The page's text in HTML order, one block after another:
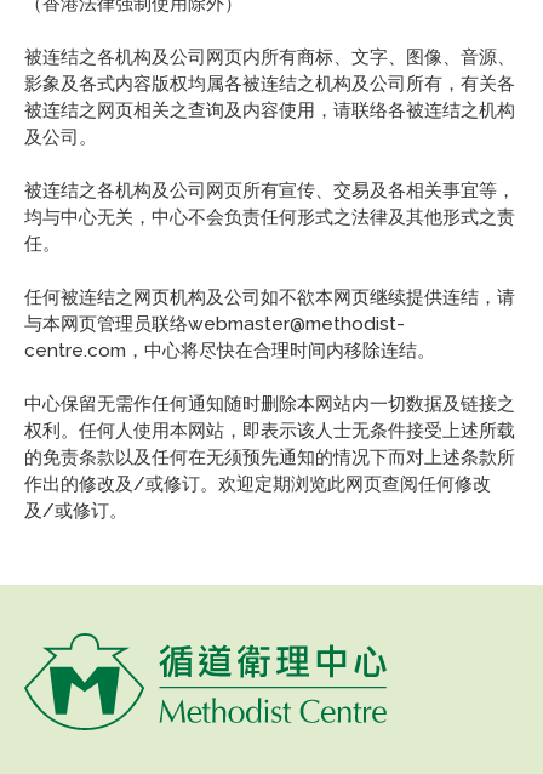
被连结之各机构及公司网页内所有商标、文字、图像、音源、
影象及各式内容版权均属各被连结之机构及公司所有，有关各
被连结之网页相关之查询及内容使用，请联络各被连结之机构
及公司。
被连结之各机构及公司网页所有宣传、交易及各相关事宜等，
均与中心无关，中心不会负责任何形式之法律及其他形式之责
任。
任何被连结之网页机构及公司如不欲本网页继续提供连结，请
与本网页管理员联络webmaster@methodist-
centre.com，中心将尽快在合理时间内移除连结。
中心保留无需作任何通知随时删除本网站内一切数据及链接之
权利。任何人使用本网站，即表示该人士无条件接受上述所载
的免责条款以及任何在无须预先通知的情况下而对上述条款所
作出的修改及/或修订。欢迎定期浏览此网页查阅任何修改
及/或修订。